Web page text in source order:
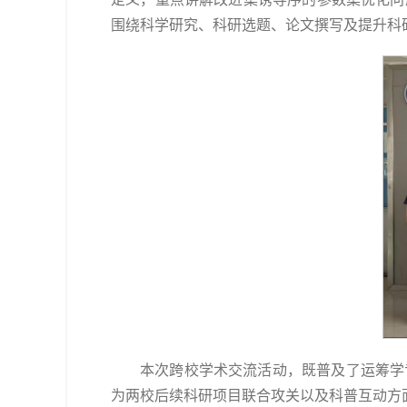
围绕科学研究、科研选题、论文撰写及提升
本次跨校学术交流活动，既普及了运筹
为两校后续科研项目联合攻关以及科普互动